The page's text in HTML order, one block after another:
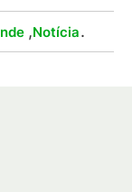
,Notícia.